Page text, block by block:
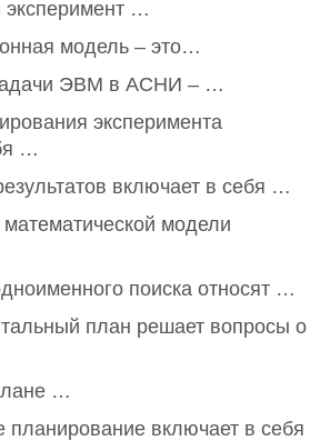
эксперимент …
модель – это…
ЭВМ в АСНИ – …
эксперимента
…
включает в себя …
модели
поиска относят …
план решает вопросы о
…
планирование включает в себя